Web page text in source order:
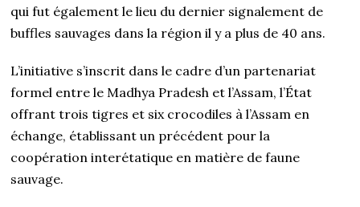
qui fut également le lieu du dernier signalement de
buffles sauvages dans la région il y a plus de 40 ans.
L’initiative s’inscrit dans le cadre d’un partenariat
formel entre le Madhya Pradesh et l’Assam, l’État
offrant trois tigres et six crocodiles à l’Assam en
échange, établissant un précédent pour la
coopération interétatique en matière de faune
sauvage.